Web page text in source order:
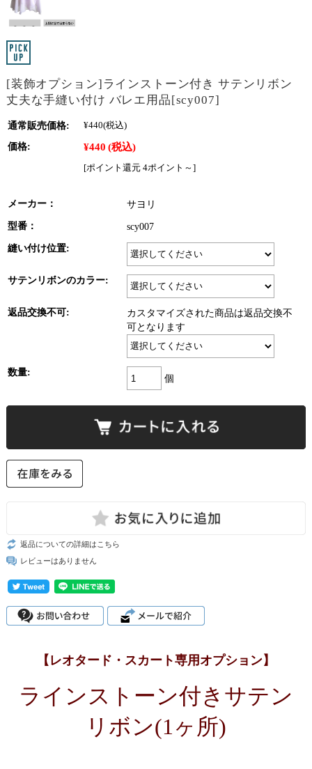
[装飾オプション]ラインストーン付き サテンリボン
丈夫な手縫い付け バレエ用品[scy007]
通常販売価格: ¥440(税込)
価格: ¥440 (税込)
[ポイント還元 4ポイント～]
メーカー： サヨリ
型番： scy007
縫い付け位置:
サテンリボンのカラー:
返品交換不可:
カスタマイズされた商品は返品交換不
可となります
数量:
個
返品についての詳細はこちら
レビューはありません
【レオタード・スカート専用オプション】
ラインストーン付きサテン
リボン(1ヶ所)